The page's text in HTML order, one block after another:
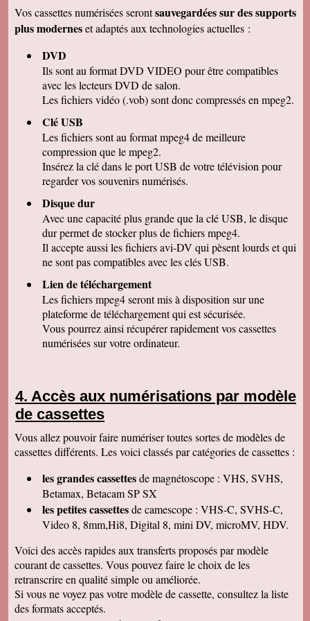
bonne qualité. Cordialement
Marcel G
numerisées. c'est vraiment un beau résultat.
René DR
Nous avons testé : tout semble bon et la
récupération sur Final Cut Pro X fonctionne.
Margot P
Studio très compétent, efficace, sympathique et
arrangeant à prix bon marché, je recommande
vivement !
Christian R
NOUS VENONS DE VISIONNER NOS FILMS
ET TENONS A VOUS REMERCIER POUR
VOTRE :
-ACCUEIL
-QUALITE DE TRAVAIL
-PROFESSIONNALISME
François M
C'est avec grand plaisir que j'ai revécu mon
passage professionnel à Séville, grace à votre
duplication VHS/USB recue ce matin.
Permettez moi de vous féliciter pour la qualité
de votre travail. Je ne manquerai pas de parler
de vous. Bonne soirée.
par votre société, j'ai décidé de vous confier les
miennes. Après avoir reçu ma commande, j'ai
été de nouveau bluffée par la qualité des
parlerai de vous si l'occasion se présente.
Cordialement.
Merci beaucoup et félicitations pour le suivi de
vos clients. Je ne manquerai pas de vous
contacter pour vous donner des nouvelles.
Cordialement
Chantal S
beau souvenir de mes parents merci beaucoup
tres cordialement
Jean V
Toutes mes felicitations. Tout est parfait :
accueil, suivi, traitement et résultat de mes
transferts de cassettes vhs. Merci merci ! A très
Vos cassettes numérisées serontsauvegardées sur des supports
plus moderneset adaptés aux technologies actuelles :
DVD
Ils sont au format DVD VIDEO pour être compatibles
avec les lecteurs DVD de salon.
Les fichiers vidéo (.vob) sont donc compressés en mpeg2.
Clé USB
Les fichiers sont au format mpeg4 de meilleure
compression que le mpeg2.
Insérez la clé dans le port USB de votre télévision pour
regarder vos souvenirs numérisés.
Disque dur
Avec une capacité plus grande que la clé USB, le disque
dur permet de stocker plus de fichiers mpeg4.
Il accepte aussi les fichiers avi-DV qui pèsent lourds et qui
ne sont pas compatibles avec les clés USB.
Lien de téléchargement
Les fichiers mpeg4 seront mis à disposition sur une
plateforme de téléchargement qui est sécurisée.
Vous pourrez ainsi récupérer rapidement vos cassettes
numérisées sur votre ordinateur.
Accès aux numérisations par modèle
de cassettes
Vous allez pouvoir faire numériser toutes sortes de modèles de
cassettes différents. Les voici classés par catégories de cassettes :
les grandes cassettesde magnétoscope : VHS, SVHS,
Betamax, Betacam SP SX
les petites cassettesde camescope : VHS-C, SVHS-C,
Video 8, 8mm,Hi8, Digital 8, mini DV, microMV, HDV.
Voici des accès rapides aux transferts proposés par modèle
courant de cassettes. Vous pouvez faire le choix de les
retranscrire en qualité simple ou améliorée.
Si vous ne voyez pas votre modèle de cassette, consultez la liste
des formats acceptés.